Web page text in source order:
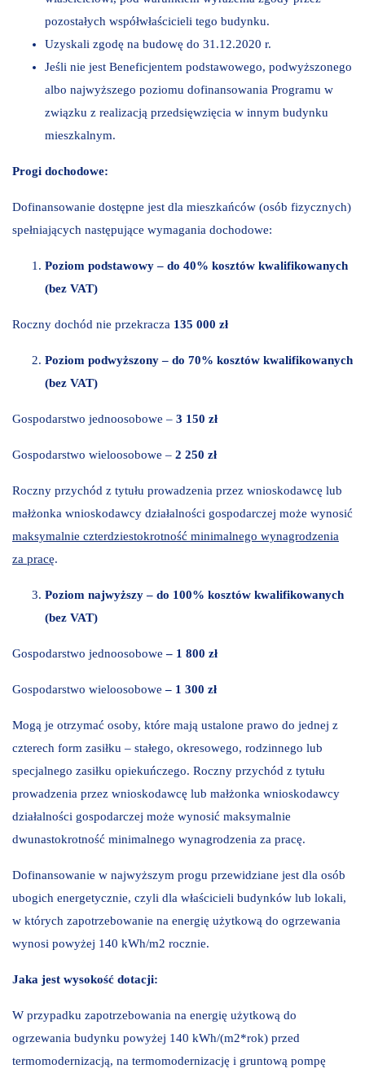
pozostałych współwłaścicieli tego budynku.
Uzyskali zgodę na budowę do 31.12.2020 r.
Jeśli nie jest Beneficjentem podstawowego, podwyższonego
albo najwyższego poziomu dofinansowania Programu w
związku z realizacją przedsięwzięcia w innym budynku
mieszkalnym.
Progi dochodowe:
Dofinansowanie dostępne jest dla mieszkańców (osób fizycznych)
spełniających następujące wymagania dochodowe:
Poziom podstawowy – do 40% kosztów kwalifikowanych
(bez VAT)
Roczny dochód nie przekracza 135 000 zł
Poziom podwyższony – do 70% kosztów kwalifikowanych
(bez VAT)
Gospodarstwo jednoosobowe – 3 150 zł
Gospodarstwo wieloosobowe – 2 250 zł
Roczny przychód z tytułu prowadzenia przez wnioskodawcę lub
małżonka wnioskodawcy działalności gospodarczej może wynosić
maksymalnie czterdziestokrotność minimalnego wynagrodzenia
za pracę.
Poziom najwyższy – do 100% kosztów kwalifikowanych
(bez VAT)
Gospodarstwo jednoosobowe – 1 800 zł
Gospodarstwo wieloosobowe – 1 300 zł
Mogą je otrzymać osoby, które mają ustalone prawo do jednej z
czterech form zasiłku – stałego, okresowego, rodzinnego lub
specjalnego zasiłku opiekuńczego. Roczny przychód z tytułu
prowadzenia przez wnioskodawcę lub małżonka wnioskodawcy
działalności gospodarczej może wynosić maksymalnie
dwunastokrotność minimalnego wynagrodzenia za pracę.
Dofinansowanie w najwyższym progu przewidziane jest dla osób
ubogich energetycznie, czyli dla właścicieli budynków lub lokali,
w których zapotrzebowanie na energię użytkową do ogrzewania
wynosi powyżej 140 kWh/m2 rocznie.
Jaka jest wysokość dotacji:
W przypadku zapotrzebowania na energię użytkową do
ogrzewania budynku powyżej 140 kWh/(m2*rok) przed
termomodernizacją, na termomodernizację i gruntową pompę